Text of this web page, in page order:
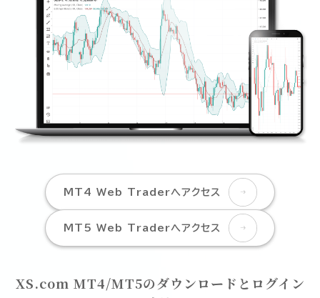
MT4 Web Traderへアクセス
MT5 Web Traderへアクセス
XS.com MT4/MT5のダウンロードとログイン